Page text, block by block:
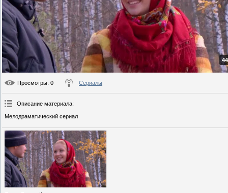
Просмотры: 0 Сериалы
Описание материала:
Мелодраматический сериал